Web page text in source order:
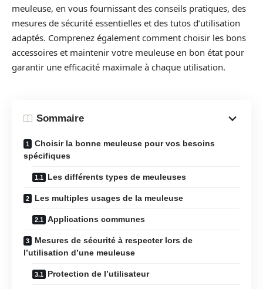
meuleuse, en vous fournissant des conseils pratiques, des
mesures de sécurité essentielles et des tutos d’utilisation
adaptés. Comprenez également comment choisir les bons
accessoires et maintenir votre meuleuse en bon état pour
garantir une efficacité maximale à chaque utilisation.
Sommaire
Choisir la bonne meuleuse pour vos besoins
spécifiques
Les différents types de meuleuses
Les multiples usages de la meuleuse
Applications communes
Mesures de sécurité à respecter lors de
l’utilisation d’une meuleuse
Protection de l’utilisateur